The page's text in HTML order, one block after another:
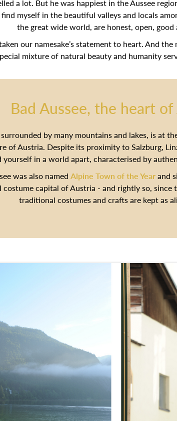
a lot. But he was happiest in the Aussee
myself in the beautiful valleys and locals
the great wide world, are honest, open, good
our namesake’s statement to heart. And
mixture of natural beauty and humanity
Bad Aussee, the heart
by many mountains and lakes, is at
of Austria. Despite its proximity to Salzburg,
yourself in a world apart, characterised by
was also named Alpine Town of the Year and
capital of Austria - and rightly so, since
traditional costumes and crafts are kept as